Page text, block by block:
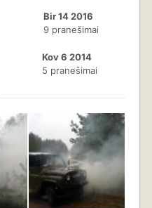
Bir 14 2016
9 pranešimai
Kov 6 2014
5 pranešimai